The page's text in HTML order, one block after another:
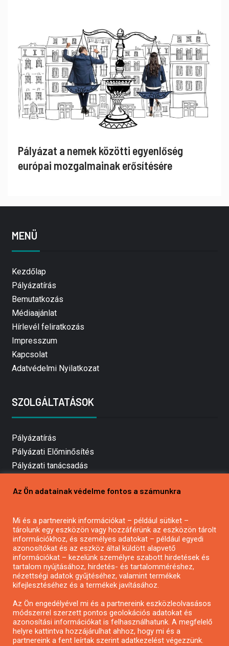
Pályázat a nemek közötti egyenlőség
európai mozgalmainak erősítésére
MENÜ
Kezdőlap
Pályázatírás
Bemutatkozás
Médiaajánlat
Hírlevél feliratkozás
Impresszum
Kapcsolat
Adatvédelmi Nyilatkozat
SZOLGÁLTATÁSOK
Pályázatírás
Pályázati Előminősítés
Pályázati tanácsadás
Mezőgazdasági pályázatírás
Pályázatírás civil szervezeteknek
Pályázatírás önkormányzatoknak
Pályázatfigyelés
Specifikus pályázatfigyelés vagy hírlevél
Pályázatok magánszemélyeknek
Az Ön adatainak védelme fontos a számunkra
Mi és a partnereink információkat – például sütiket –
tárolunk egy eszközön vagy hozzáférünk az eszközön tárolt
információkhoz, és személyes adatokat – például egyedi
azonosítókat és az eszköz által küldött alapvető
információkat – kezelünk személyre szabott hirdetések és
tartalom nyújtásához, hirdetés- és tartalomméréshez,
nézettségi adatok gyűjtéséhez, valamint termékek
kifejlesztéséhez és a termékek javításához.
Az Ön engedélyével mi és a partnereink eszközleolvasásos
módszerrel szerzett pontos geolokációs adatokat és
azonosítási információkat is felhasználhatunk. A megfelelő
helyre kattintva hozzájárulhat ahhoz, hogy mi és a
partnereink a fent leírtak szerint adatkezelést végezzünk.